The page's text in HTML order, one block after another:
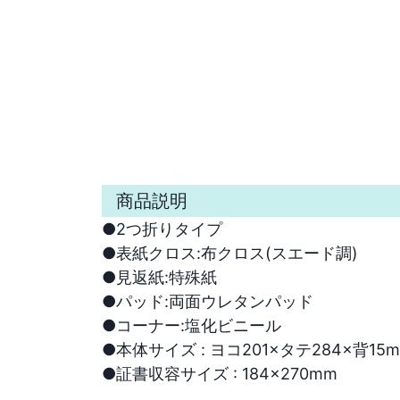
商品説明
●2つ折りタイプ
●表紙クロス:布クロス(スエード調)
●見返紙:特殊紙
●パッド:両面ウレタンパッド
●コーナー:塩化ビニール
●本体サイズ : ヨコ201×タテ284×背
●証書収容サイズ : 184×270mm